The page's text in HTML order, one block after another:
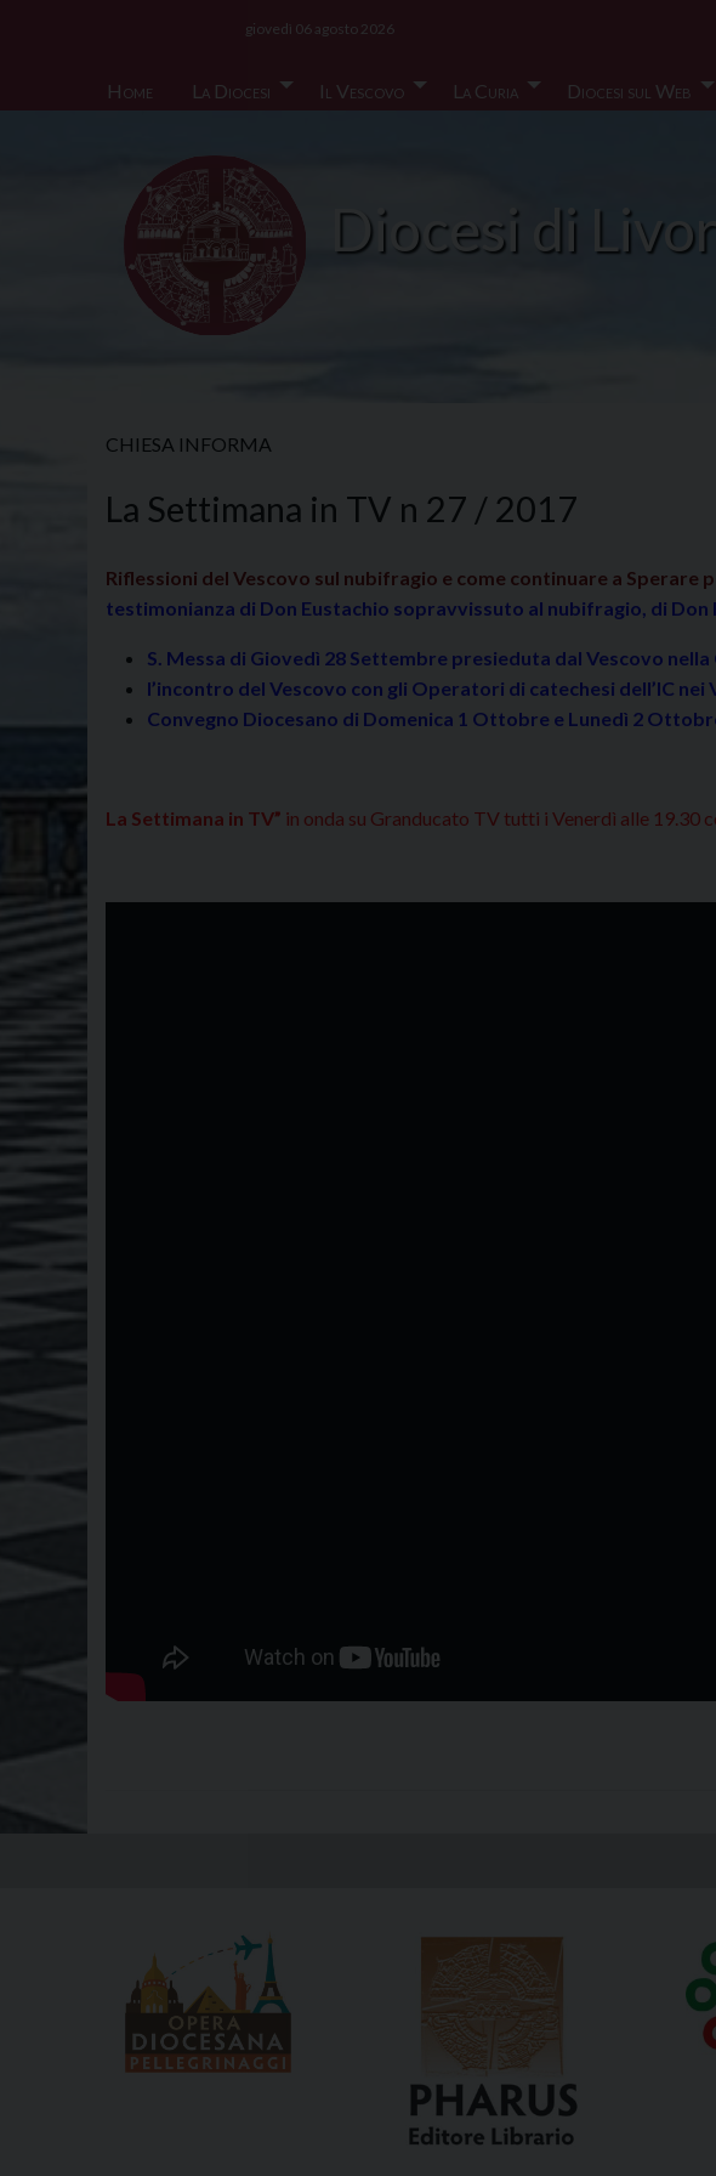
Home
La Diocesi Il Vescovo La Curia Diocesi sul Web
giovedì 06 agosto 2026
Diocesi di
CHIESA INFORMA
La Settimana in TV n 27 / 2017
Riflessioni del Vescovo sul nubifragio e come continuare a Sperare
testimonianza di Don Eustachio sopravvissuto al nubifragio, di
S. Messa di Giovedì 28 Settembre presieduta dal Vescovo
l’incontro del Vescovo con gli Operatori di catechesi dell’IC nei
Convegno Diocesano di Domenica 1 Ottobre e Lunedì 2
La Settimana in TV” in onda su Granducato TV tutti i Venerdì alle 19.30